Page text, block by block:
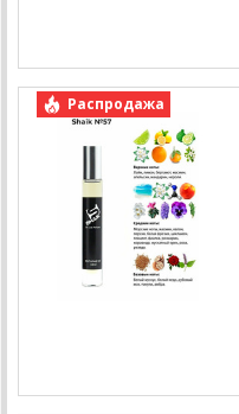
Распродажа